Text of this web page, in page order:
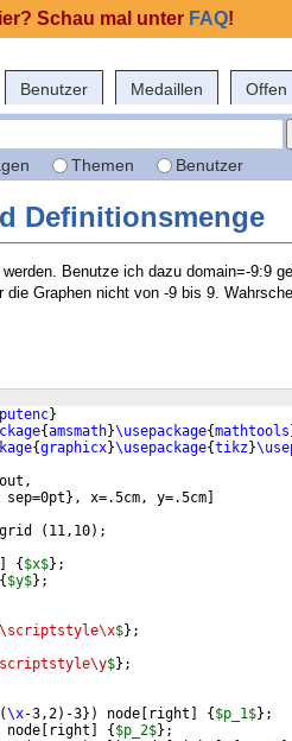
Benutzer Medaillen Offen
Themen Benutzer
Definitionsmenge
Benutze ich dazu domain=-9:9
Graphen nicht von -9 bis 9.
}
{amsmath}\usepackage{mathtools
{graphicx}\usepackage{tikz}
} , x=.5cm, y=.5cm
grid ( 11,10) ;
{ $x$} ;
{ $y$} ;
\scriptstyle\x$} ;
$} ;
(\x-3,2) -3}) node right { $p_1$} ;
node right { $p_2$} ;
Schau mal unter FAQ!